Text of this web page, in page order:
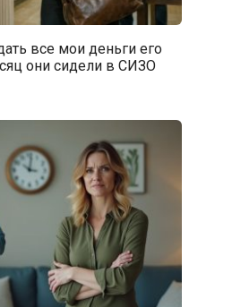
все мои деньги его
они сидели в СИЗО